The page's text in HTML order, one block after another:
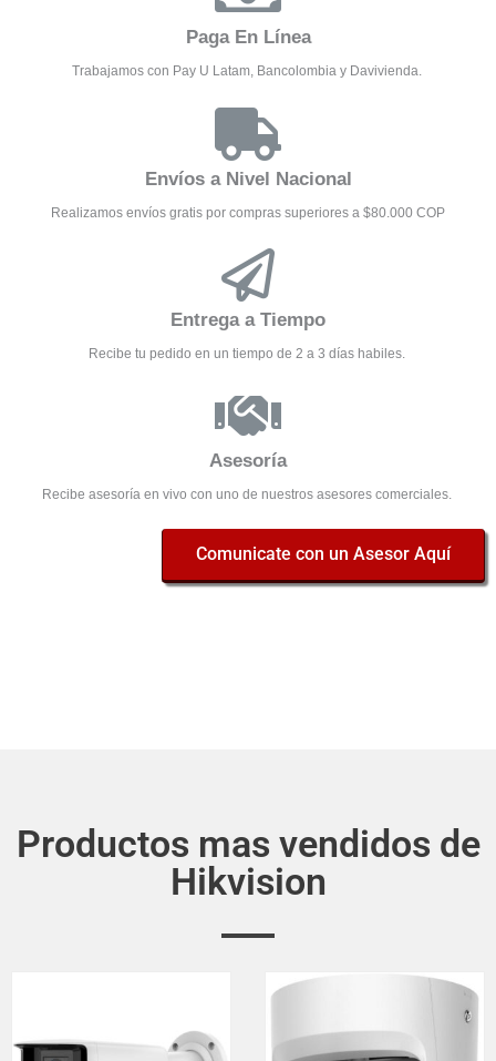
Paga En Línea
Trabajamos con Pay U Latam, Bancolombia y Davivienda.
Envíos a Nivel Nacional
Realizamos envíos gratis por compras superiores a $80.000 COP
Entrega a Tiempo
Recibe tu pedido en un tiempo de 2 a 3 días habiles.
Asesoría
Recibe asesoría en vivo con uno de nuestros asesores comerciales.
Comunicate con un Asesor Aquí
Productos mas vendidos de
Hikvision